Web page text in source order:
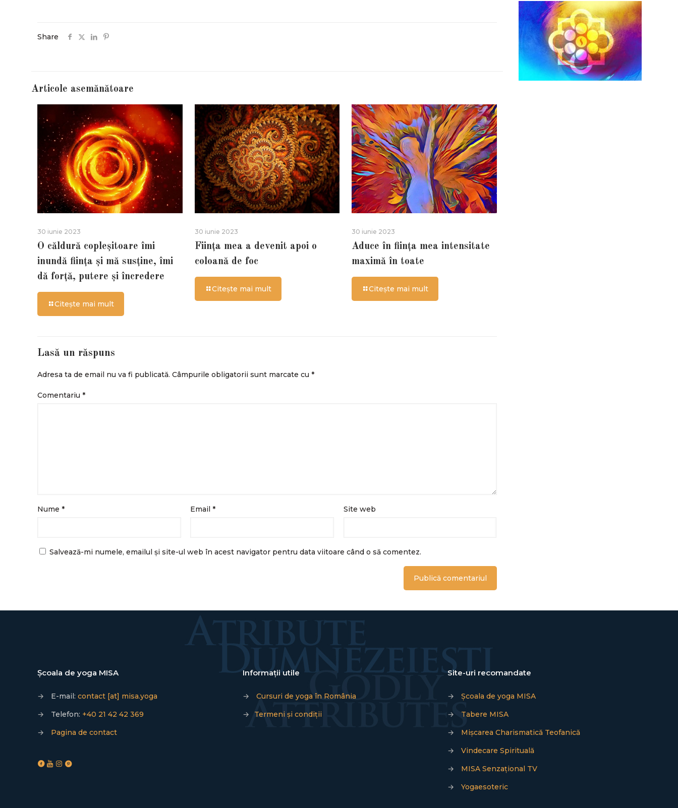
Share
Articole asemănătoare
30 iunie 2023
O căldură copleșitoare îmi
inundă ființa și mă susține, îmi
dă forță, putere și încredere
Citește mai mult
30 iunie 2023
Ființa mea a devenit apoi o
coloană de foc
Citește mai mult
30 iunie 2023
Aduce în ființa mea intensitate
maximă în toate
Citește mai mult
Lasă un răspuns
Adresa ta de email nu va fi publicată. Câmpurile obligatorii sunt marcate cu *
Comentariu *
Nume * Email* Site web
Salvează-mi numele, emailul și site-ul web în acest navigator pentru data viitoare când o să comentez.
Școala de yoga MISA
→ E-mail: contact [at] misa.yoga
→
Telefon: +40 21 42 42 369
→
Pagina de contact
Informații utile
→
Cursuri de yoga în România
→
Termeni și condiții
Site-uri recomandate
→
Școala de yoga MISA
→
Tabere MISA
→
Mișcarea Charismatică Teofanică
→
Vindecare Spirituală
→
MISA Senzațional TV
→
Yogaesoteric